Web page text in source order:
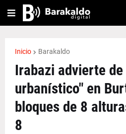
Inicio Barakaldo
Irabazi advierte
urbanístico" en
bloques de 8
8